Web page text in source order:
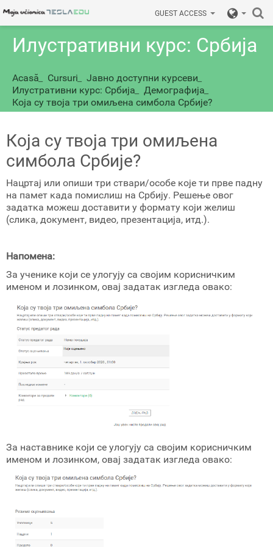
GUEST ACCESS
Илустративни курс: Србија
Acasă Cursuri Јавно доступни курсеви
Илустративни курс: Србија
Демографија
Која су твоја три омиљена симбола Србије?
Која су твоја три омиљена
симбола Србије?
Нацртај или опиши три ствари/особе које ти прве падну
на памет када помислиш на Србију. Решење овог
задатка можеш доставити у формату који желиш
(слика, документ, видео, презентација, итд.).
Напомена:
За ученике који се улогују са својим корисничким
именом и лозинком, овај задатак изгледа овако:
За наставнике који се улогују са својим корисничким
именом и лозинком, овај задатак изгледа овако: